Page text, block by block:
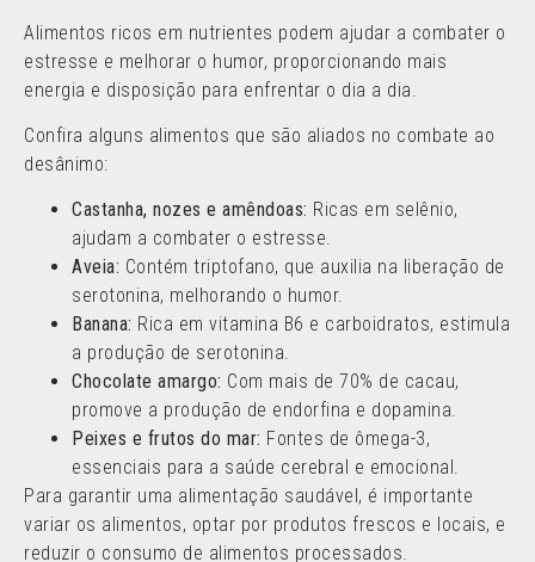
Alimentos ricos em nutrientes podem ajudar a combater o
estresse e melhorar o humor, proporcionando mais
energia e disposição para enfrentar o dia a dia.
Confira alguns alimentos que são aliados no combate ao
desânimo:
Castanha, nozes e amêndoas: Ricas em selênio,
ajudam a combater o estresse.
Aveia: Contém triptofano, que auxilia na liberação de
serotonina, melhorando o humor.
Banana: Rica em vitamina B6 e carboidratos, estimula
a produção de serotonina.
Chocolate amargo: Com mais de 70% de cacau,
promove a produção de endorfina e dopamina.
Peixes e frutos do mar: Fontes de ômega-3,
essenciais para a saúde cerebral e emocional.
Para garantir uma alimentação saudável, é importante
variar os alimentos, optar por produtos frescos e locais, e
reduzir o consumo de alimentos processados.